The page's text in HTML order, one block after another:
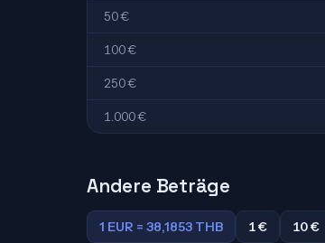
50 €
100 €
250 €
1.000 €
Andere Beträge
1 EUR = 38,1853 THB 1 € 10 €